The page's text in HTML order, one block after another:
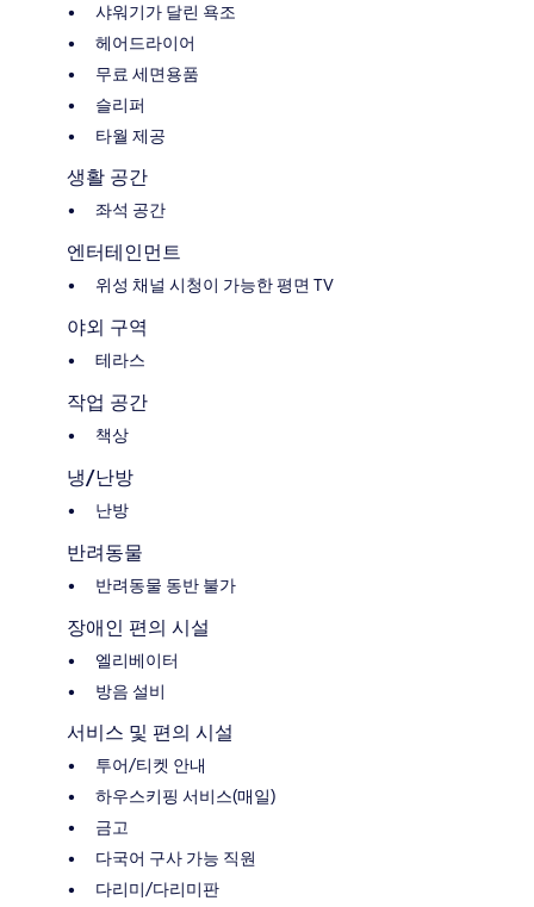
샤워기가 달린 욕조
헤어드라이어
무료 세면용품
슬리퍼
타월 제공
생활 공간
좌석 공간
엔터테인먼트
위성 채널 시청이 가능한 평면 TV
야외 구역
테라스
작업 공간
책상
냉/난방
난방
반려동물
반려동물 동반 불가
장애인 편의 시설
엘리베이터
방음 설비
서비스 및 편의 시설
투어/티켓 안내
하우스키핑 서비스(매일)
금고
다국어 구사 가능 직원
다리미/다리미판